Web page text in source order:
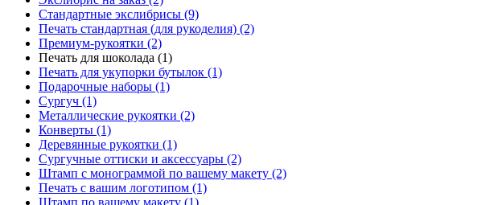
Стандартные экслибрисы (9)
Печать стандартная (для рукоделия) (2)
Премиум-рукоятки (2)
Печать для шоколада (1)
Печать для укупорки бутылок (1)
Подарочные наборы (1)
Сургуч (1)
Металлические рукоятки (2)
Конверты (1)
Деревянные рукоятки (1)
Сургучные оттиски и аксессуары (2)
Штамп с монограммой по вашему макету (2)
Печать с вашим логотипом (1)
Штамп по вашему макету (1)